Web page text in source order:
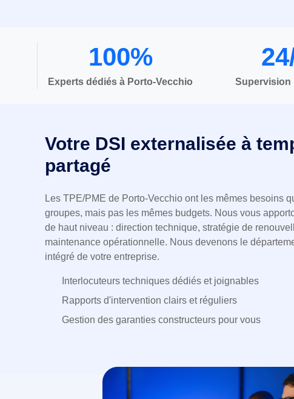
100%
Experts dédiés à Porto-Vecchio Supervision
Votre DSI externalisée à
partagé
Les TPE/PME de Porto-Vecchio ont les mêmes besoins
groupes, mais pas les mêmes budgets. Nous vous
de haut niveau : direction technique, stratégie de
maintenance opérationnelle. Nous devenons le
intégré de votre entreprise.
Interlocuteurs techniques dédiés et joignables
Rapports d'intervention clairs et réguliers
Gestion des garanties constructeurs pour vous